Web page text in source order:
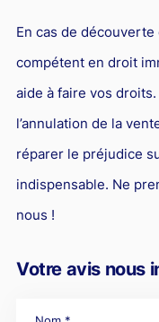
En cas de
compétent en droit
aide à faire vos
l’annulation de la
réparer le préjudice
indispensable. Ne
nous !
Votre avis nous